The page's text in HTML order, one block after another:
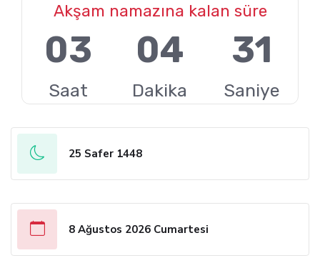
Akşam namazına kalan süre
03
Saat
04
Dakika
30
Saniye
25 Safer 1448
8 Ağustos 2026 Cumartesi